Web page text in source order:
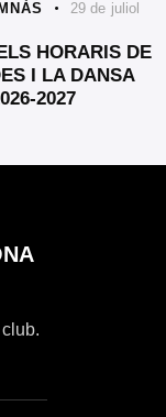
29 de juliol
HORARIS DE
I LA DANSA
2027